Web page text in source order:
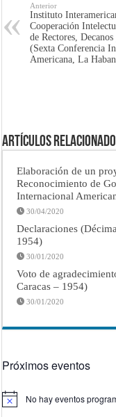
Anterior
Instituto
Cooperación
de Rectores,
(Sexta Conferencia
Americana, La
Artículos
Elaboración de un
Reconocimiento de
Internacional
30/04/2020
Declaraciones
1954)
30/01/2020
Voto de
Caracas – 1954)
30/01/2020
Próximos eventos
Aviso No hay eventos